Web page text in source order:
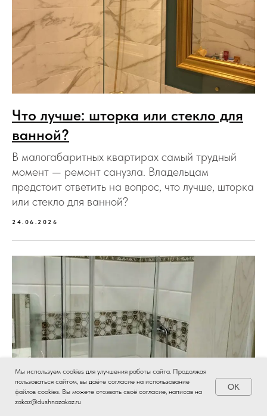
Что лучше: шторка или стекло для
ванной?
В малогабаритных квартирах самый трудный
момент — ремонт санузла. Владельцам
предстоит ответить на вопрос, что лучше, шторка
или стекло для ванной?
24.06.2026
Есть вопросы?
Мы используем cookies для улучшения работы сайта. Продолжая
пользоваться сайтом, вы даёте согласие на использование
файлов cookies. Вы можете отозвать своё согласие, написав на
zakaz@dushnazakaz.ru
OK